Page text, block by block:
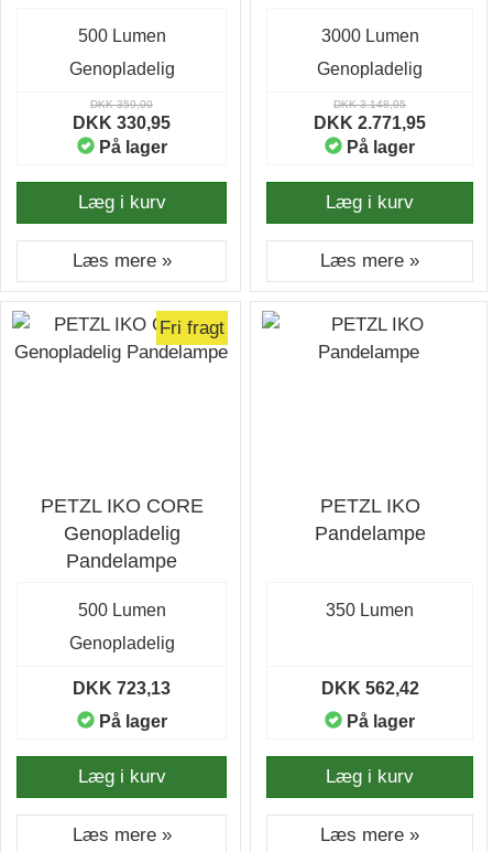
500 Lumen
Genopladelig
DKK 359,00
DKK 330,95
På lager
Læg i kurv
Læs mere »
3000 Lumen
Genopladelig
DKK 3.148,95
DKK 2.771,95
På lager
Læg i kurv
Læs mere »
Fri fragt
PETZL IKO CORE
Genopladelig
Pandelampe
500 Lumen
Genopladelig
DKK 723,13
På lager
Læg i kurv
Læs mere »
PETZL IKO
Pandelampe
350 Lumen
DKK 562,42
På lager
Læg i kurv
Læs mere »